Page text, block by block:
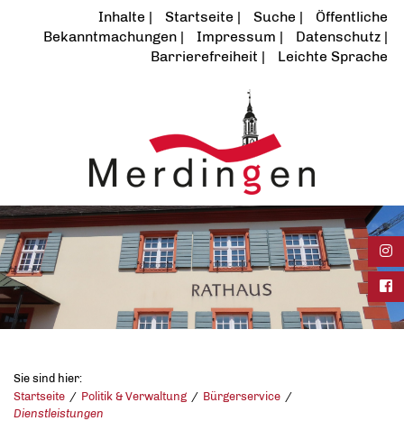
Inhalte Startseite Suche
Öffentliche
Bekanntmachungen
Impressum
Datenschutz
Barrierefreiheit
Leichte Sprache
Sie sind hier:
Startseite
Politik & Verwaltung
Bürgerservice
Dienstleistungen